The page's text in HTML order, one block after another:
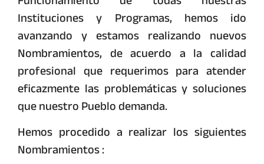
Instituciones y Programas, hemos ido
avanzando y estamos realizando nuevos
Nombramientos, de acuerdo a la calidad
profesional que requerimos para atender
eficazmente las problemáticas y soluciones
que nuestro Pueblo demanda.
Hemos procedido a realizar los siguientes
Nombramientos :